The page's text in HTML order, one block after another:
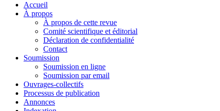
Accueil
À propos
À propos de cette revue
Comité scientifique et éditorial
Déclaration de confidentialité
Contact
Soumission
Soumission en ligne
Soumission par email
Ouvrages-collectifs
Processus de publication
Annonces